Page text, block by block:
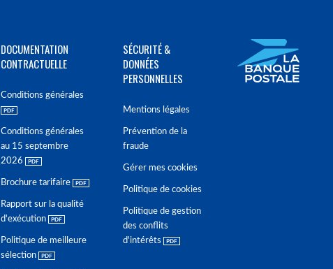
DOCUMENTATION
CONTRACTUELLE
Conditions générales
Conditions générales
au 15 septembre
2026
Brochure tarifaire
Rapport sur la qualité
d'exécution
Politique de meilleure
sélection
SÉCURITÉ &
DONNÉES
PERSONNELLES
Mentions légales
Prévention de la
fraude
Gérer mes cookies
Politique de cookies
Politique de gestion
des conflits
d'intérêts